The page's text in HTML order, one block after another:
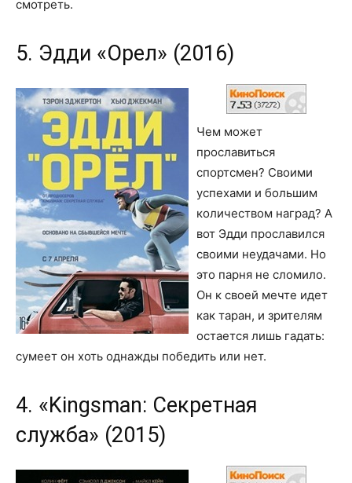
смотреть.
5. Эдди «Орел» (2016)
Чем может
прославиться
спортсмен? Своими
успехами и большим
количеством наград? А
вот Эдди прославился
своими неудачами. Но
это парня не сломило.
Он к своей мечте идет
как таран, и зрителям
остается лишь гадать:
сумеет он хоть однажды победить или нет.
4. «Kingsman: Секретная
служба» (2015)